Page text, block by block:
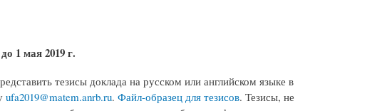
до 1 мая 2019 г.
тезисы доклада на русском или английском языке в
ufa2019@matem.anrb.ru. Файл-образец для тезисов. Тезисы, не